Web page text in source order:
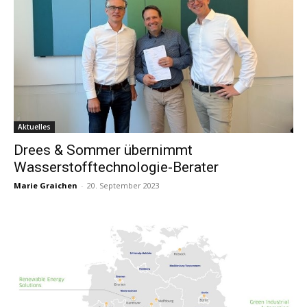
Aktuelles
Drees & Sommer übernimmt
Wasserstofftechnologie-Berater
Marie Graichen - 20. September 2023